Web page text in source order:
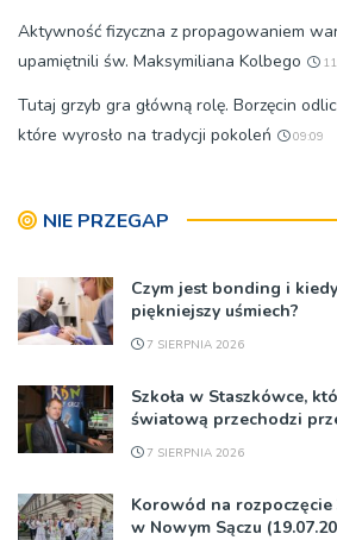
Aktywność fizyczna z propagowaniem
upamiętnili św. Maksymiliana Kolbego
Tutaj grzyb gra główną rolę. Borzęcin
które wyrosło na tradycji pokoleń
09:09
NIE PRZEGAP
Czym jest bonding i
piękniejszy uśmiech?
7 SIERPNIA 2026
Szkoła w Staszkówce,
światową przechodzi
7 SIERPNIA 2026
Korowód na
w Nowym Sączu